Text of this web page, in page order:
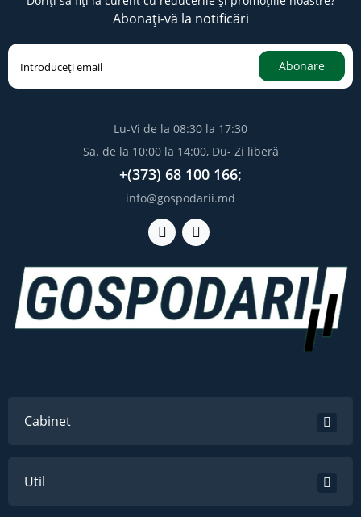
Abonați-vă la notificări
Abonare
Lu-Vi de la 08:30 la 17:30
Sa. de la 10:00 la 14:00, Du- Zi liberă
+(373) 68 100 166;
info@gospodarii.md
Cabinet
Util